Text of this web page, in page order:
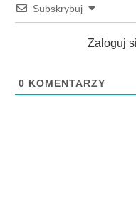
Subskrybuj
Zaloguj
0 KOMENTARZY